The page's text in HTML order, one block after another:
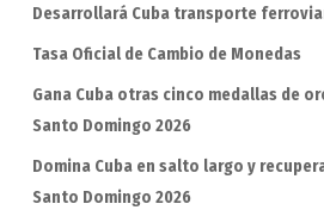
Desarrollará Cuba transporte
Tasa Oficial de Cambio de Monedas
Gana Cuba otras cinco medallas de
Santo Domingo 2026
Domina Cuba en salto largo y
Santo Domingo 2026